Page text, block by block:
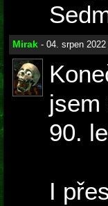
Mirak - 04. srpen 2022
jsem
90.
I